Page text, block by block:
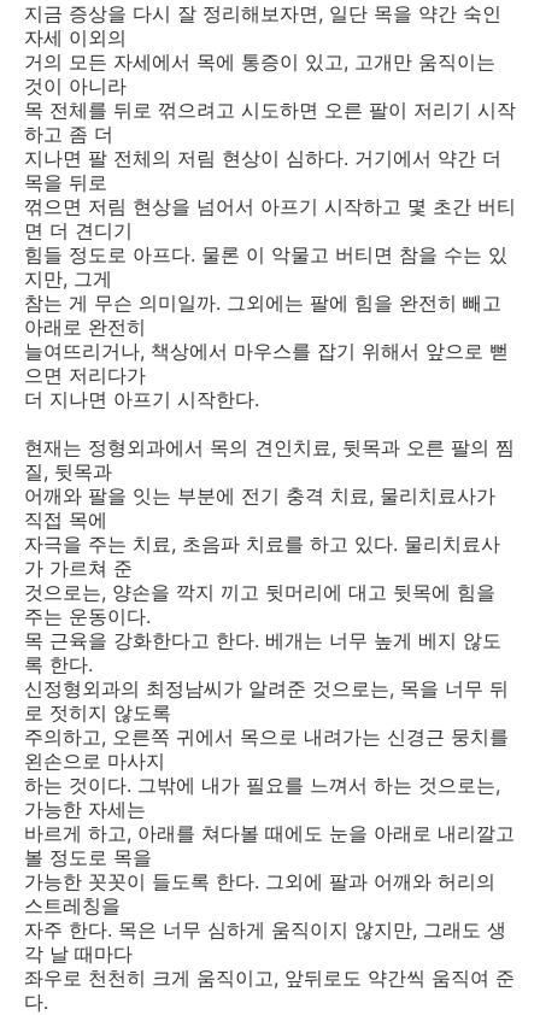
지금 증상을 다시 잘 정리해보자면, 일단 목을 약간 숙인
자세 이외의
거의 모든 자세에서 목에 통증이 있고, 고개만 움직이는
것이 아니라
목 전체를 뒤로 꺾으려고 시도하면 오른 팔이 저리기 시작
하고 좀 더
지나면 팔 전체의 저림 현상이 심하다. 거기에서 약간 더
목을 뒤로
꺾으면 저림 현상을 넘어서 아프기 시작하고 몇 초간 버티
면 더 견디기
힘들 정도로 아프다. 물론 이 악물고 버티면 참을 수는 있
지만, 그게
참는 게 무슨 의미일까. 그외에는 팔에 힘을 완전히 빼고
아래로 완전히
늘여뜨리거나, 책상에서 마우스를 잡기 위해서 앞으로 뻗
으면 저리다가
더 지나면 아프기 시작한다.
현재는 정형외과에서 목의 견인치료, 뒷목과 오른 팔의 찜
질, 뒷목과
어깨와 팔을 잇는 부분에 전기 충격 치료, 물리치료사가
직접 목에
자극을 주는 치료, 초음파 치료를 하고 있다. 물리치료사
가 가르쳐 준
것으로는, 양손을 깍지 끼고 뒷머리에 대고 뒷목에 힘을
주는 운동이다.
목 근육을 강화한다고 한다. 베개는 너무 높게 베지 않도
록 한다.
신정형외과의 최정남씨가 알려준 것으로는, 목을 너무 뒤
로 젓히지 않도록
주의하고, 오른쪽 귀에서 목으로 내려가는 신경근 뭉치를
왼손으로 마사지
하는 것이다. 그밖에 내가 필요를 느껴서 하는 것으로는,
가능한 자세는
바르게 하고, 아래를 쳐다볼 때에도 눈을 아래로 내리깔고
볼 정도로 목을
가능한 꼿꼿이 들도록 한다. 그외에 팔과 어깨와 허리의
스트레칭을
자주 한다. 목은 너무 심하게 움직이지 않지만, 그래도 생
각 날 때마다
좌우로 천천히 크게 움직이고, 앞뒤로도 약간씩 움직여 준
다.